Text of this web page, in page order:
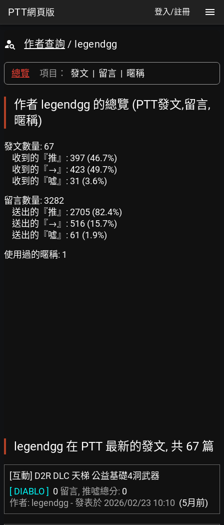
PTT網頁版 登入/註冊
作者查詢 / legendgg
總覽 項目： 發文 | 留言 | 暱稱
作者 legendgg 的總覽 (PTT發文,留言,
暱稱)
發文數量: 67
收到的『推』: 397 (46.7%)
收到的『→』: 423 (49.7%)
收到的『噓』: 31 (3.6%)
留言數量: 3282
送出的『推』: 2705 (82.4%)
送出的『→』: 516 (15.7%)
送出的『噓』: 61 (1.9%)
使用過的暱稱: 1
legendgg 在 PTT 最新的發文, 共 67 篇
[互動] D2R DLC 天梯 公益基礎4洞武器
[ DIABLO ] 0 留言, 推噓總分: 0
作者: legendgg - 發表於 2026/02/23 10:10 (5月前)